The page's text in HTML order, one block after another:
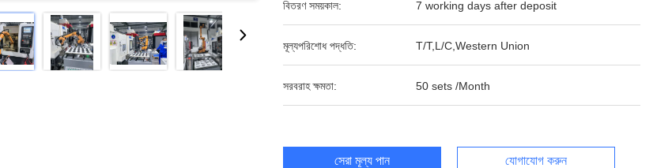
বিতরণ সময়কাল: 7 working days after deposit
মূল্যপরিশোধ পদ্ধতি: T/T,L/C,Western Union
সরবরাহ ক্ষমতা: 50 sets /Month
সেরা মূল্য পান যোগাযোগ করুন